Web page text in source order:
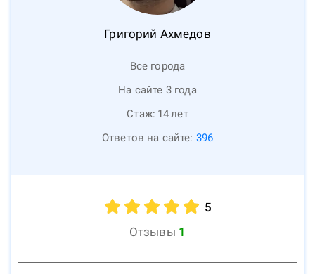
Григорий Ахмедов
Все города
На сайте 3 года
Стаж: 14лет
Ответов на сайте: 396
5
Отзывы 1